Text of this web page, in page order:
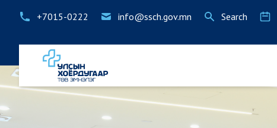
+7015-0222 info@ssch.gov.mn Search